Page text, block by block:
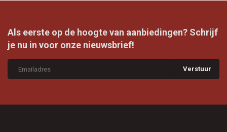
Als eerste op de hoogte van aanbiedingen? Schrijf
je nu in voor onze nieuwsbrief!
Verstuur